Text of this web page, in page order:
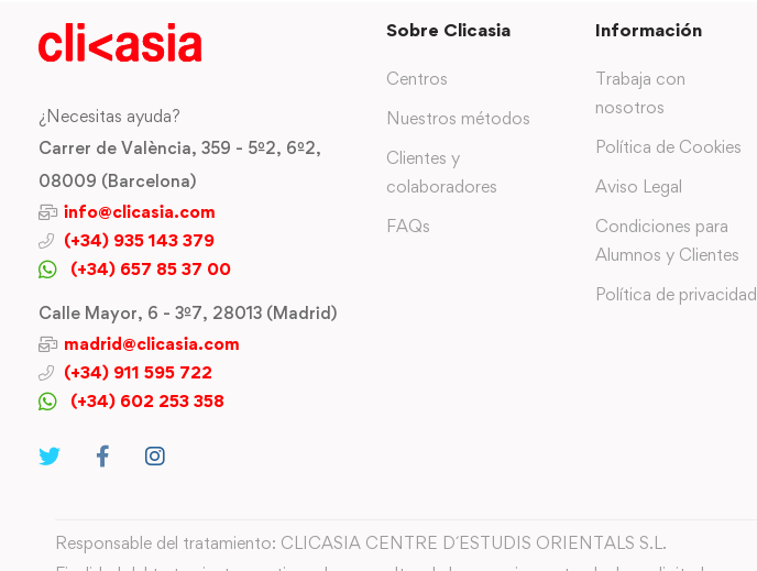
¿Necesitas ayuda?
Carrer de València, 359 - 5º2, 6º2,
08009 (Barcelona)
info@clicasia.com
(+34) 935 143 379
(+34) 657 85 37 00
Calle Mayor, 6 - 3º7, 28013 (Madrid)
madrid@clicasia.com
(+34) 911 595 722
(+34) 602 253 358
Sobre Clicasia
Centros
Nuestros métodos
Clientes y
colaboradores
FAQs
Información
Trabaja con
nosotros
Política de Cookies
Aviso Legal
Condiciones para
Alumnos y Clientes
Política de privacidad
Responsable del tratamiento: CLICASIA CENTRE D´ESTUDIS ORIENTALS S.L.